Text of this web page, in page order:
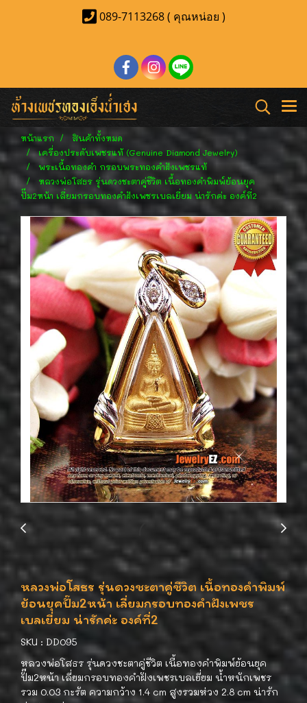
089-7113268 ( คุณหน่อย )
หน้าแรก
สินค้าทั้งหมด
เครื่องประดับเพชรแท้ (Genuine Diamond Jewelry)
พระเนื้อทองคำ กรอบพระทองคำฝังเพชรแท้
หลวงพ่อโสธร รุ่นดวงชะตาคู่ชีวิต เนื้อทองคำพิมพ์ย้อนยุค
ปั๊ม2หน้า เลี่ยมกรอบทองคำฝังเพชรเบลเยี่ยม น่ารักค่ะ องค์ที่2
หลวงพ่อโสธร รุ่นดวงชะตาคู่ชีวิต เนื้อทองคำพิมพ์
ย้อนยุคปั๊ม2หน้า เลี่ยมกรอบทองคำฝังเพชร
เบลเยี่ยม น่ารักค่ะ องค์ที่2
SKU : DD095
หลวงพ่อโสธร รุ่นดวงชะตาคู่ชีวิต เนื้อทองคำพิมพ์ย้อนยุค
ปั๊ม2หน้า เลี่ยมกรอบทองคำฝังเพชรเบลเยี่ยม น้ำหนักเพชร
รวม 0.03 กะรัต ความกว้าง 1.4 cm สูงรวมห่วง 2.8 cm น่ารัก